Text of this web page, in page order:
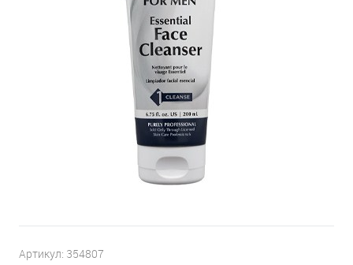
Артикул: 354807